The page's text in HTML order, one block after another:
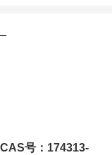
号：174313-